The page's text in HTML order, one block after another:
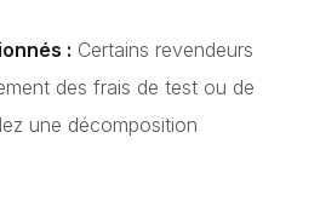
: Certains revendeurs
des frais de test ou de
une décomposition